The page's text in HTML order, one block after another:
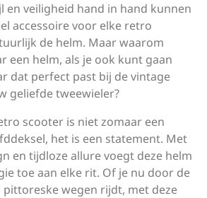
en veiligheid hand in hand kunnen
accessoire voor elke retro
de helm. Maar waarom
een helm, als je ook kunt gaan
dat perfect past bij de vintage
geliefde tweewieler?
scooter is niet zomaar een
het is een statement. Met
en tijdloze allure voegt deze helm
toe aan elke rit. Of je nu door de
wegen rijdt, met deze